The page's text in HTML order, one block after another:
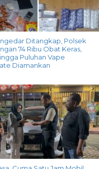
Ditangkap, Polsek
74 Ribu Obat Keras,
Puluhan Vape
Diamankan